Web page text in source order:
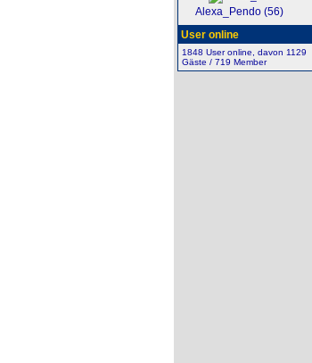
Alexa_Pendo (56)
User online
1848 User online, davon 1129
Gäste / 719 Member